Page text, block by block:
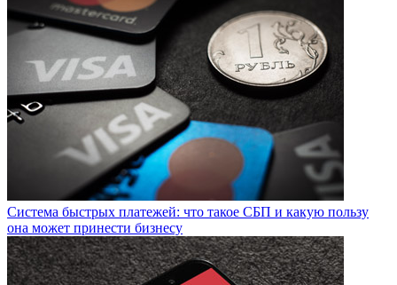
Система быстрых платежей: что такое СБП и какую пользу
она может принести бизнесу